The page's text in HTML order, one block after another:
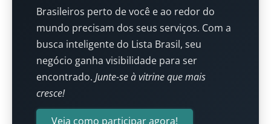
Brasileiros perto de você e ao redor do
mundo precisam dos seus serviços. Com a
busca inteligente do Lista Brasil, seu
negócio ganha visibilidade para ser
encontrado. Junte-se à vitrine que mais
cresce!
Veja como participar agora!